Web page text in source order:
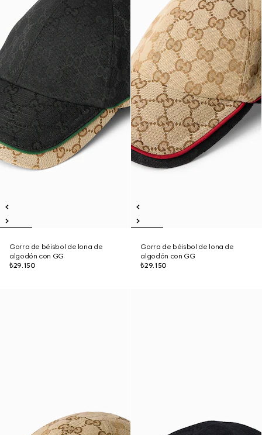
Gorra de béisbol de lona de
algodón con GG
₺29.150
Gorra de béisbol de lona de
algodón con GG
₺29.150